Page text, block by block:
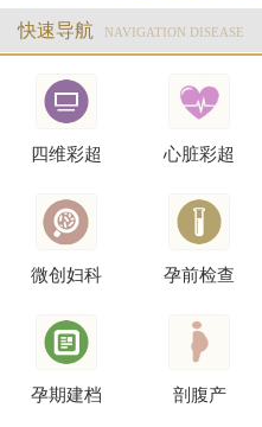
快速导航 NAVIGATION DISEASE
四维彩超 心脏彩超
微创妇科 孕前检查
孕期建档 剖腹产